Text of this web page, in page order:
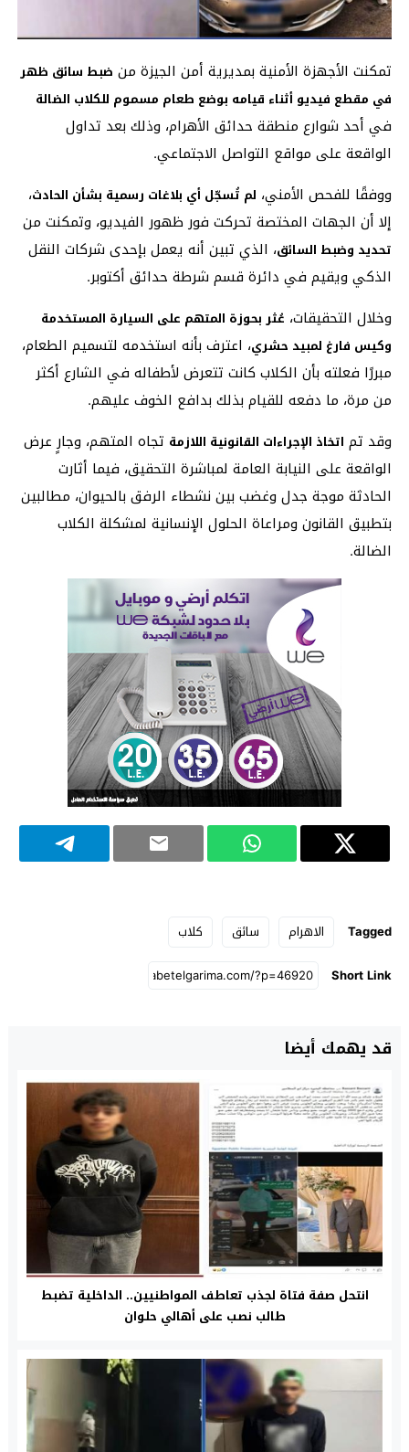
تمكنت الأجهزة الأمنية بمديرية أمن الجيزة من ضبط سائق ظهر
في مقطع فيديو أثناء قيامه بوضع طعام مسموم للكلاب الضالة
في أحد شوارع منطقة حدائق الأهرام، وذلك بعد تداول
الواقعة على مواقع التواصل الاجتماعي.
ووفقًا للفحص الأمني، لم تُسجّل أي بلاغات رسمية بشأن الحادث،
إلا أن الجهات المختصة تحركت فور ظهور الفيديو، وتمكنت من
تحديد وضبط السائق، الذي تبين أنه يعمل بإحدى شركات النقل
الذكي ويقيم في دائرة قسم شرطة حدائق أكتوبر.
وخلال التحقيقات، عُثر بحوزة المتهم على السيارة المستخدمة
وكيس فارغ لمبيد حشري، اعترف بأنه استخدمه لتسميم الطعام،
مبررًا فعلته بأن الكلاب كانت تتعرض لأطفاله في الشارع أكثر
من مرة، ما دفعه للقيام بذلك بدافع الخوف عليهم.
وقد تم اتخاذ الإجراءات القانونية اللازمة تجاه المتهم، وجارٍ عرض
الواقعة على النيابة العامة لمباشرة التحقيق، فيما أثارت
الحادثة موجة جدل وغضب بين نشطاء الرفق بالحيوان، مطالبين
بتطبيق القانون ومراعاة الحلول الإنسانية لمشكلة الكلاب
الضالة.
Tagged الاهرام سائق
كلاب
Short Link
قد يهمك أيضا
انتحل صفة فتاة لجذب تعاطف المواطنيين.. الداخلية تضبط
طالب نصب على أهالي حلوان